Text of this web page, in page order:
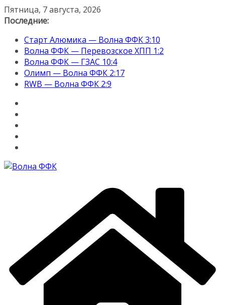
Перейти
к
Пятница, 7 августа, 2026
Последние:
Старт Алюмика — Волна ФФК 3:10
Волна ФФК — Перевозское ХПП 1:2
Волна ФФК — ГЗАС 10:4
Олимп — Волна ФФК 2:17
RWB — Волна ФФК 2:9